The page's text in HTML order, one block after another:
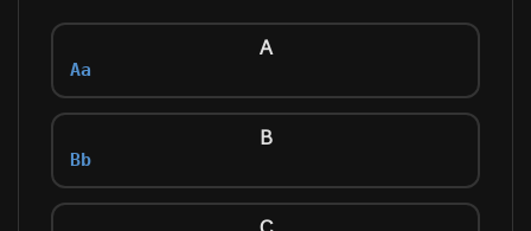
A
Aa
B
Bb